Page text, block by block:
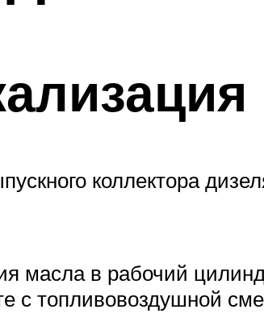
коллектора
масла в рабочий
с топливовоздушной